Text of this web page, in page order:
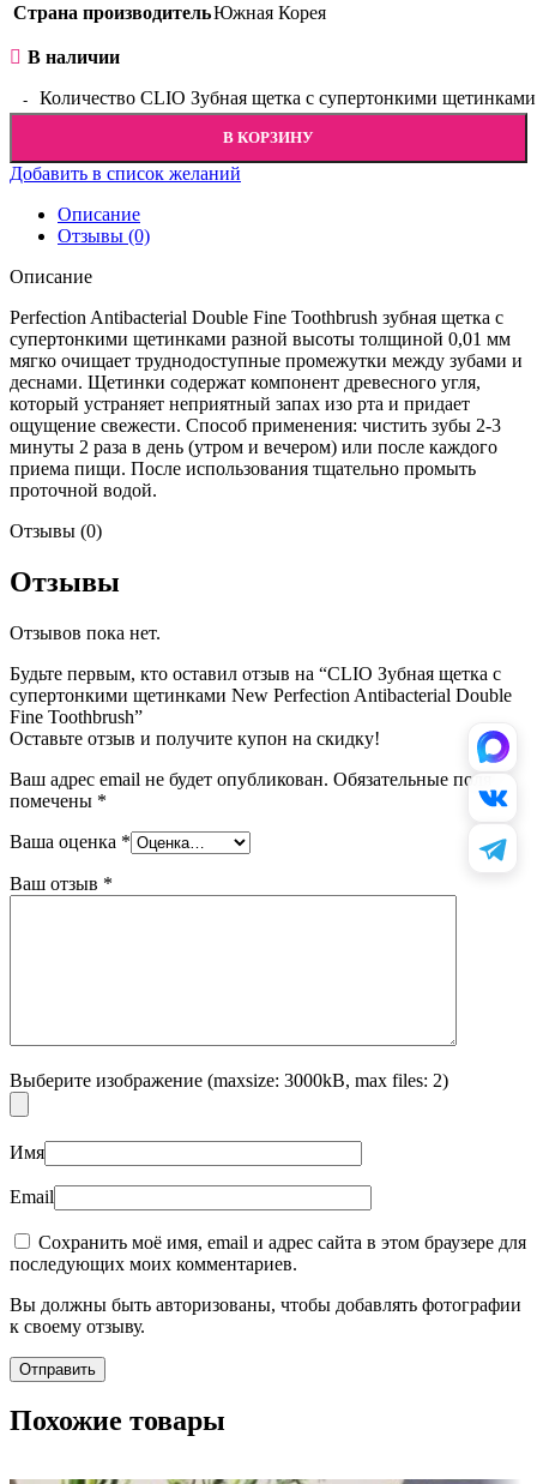
Страна производительЮжная Корея
В наличии
Количество CLIO Зубная щетка с супертонкими
В КОРЗИНУ
Добавить в список желаний
Описание
Отзывы (0)
Описание
Perfection Antibacterial Double Fine Toothbrush зубная щетка с
супертонкими щетинками разной высоты толщиной 0,01 мм
мягко очищает труднодоступные промежутки между зубами и
деснами. Щетинки содержат компонент древесного угля,
который устраняет неприятный запах изо рта и придает
ощущение свежести. Способ применения: чистить зубы 2-3
минуты 2 раза в день (утром и вечером) или после каждого
приема пищи. После использования тщательно промыть
проточной водой.
Отзывы (0)
Отзывы
Отзывов пока нет.
Будьте первым, кто оставил отзыв на “CLIO Зубная щетка с
супертонкими щетинками New Perfection Antibacterial Double
Fine Toothbrush”
Оставьте отзыв и получите купон на скидку!
Ваш адрес email не будет опубликован. Обязательные поля
помечены *
Ваша оценка *
Ваш отзыв *
Выберите изображение (maxsize: 3000kB, max files: 2)
Имя
Email
Сохранить моё имя, email и адрес сайта в этом браузере для
последующих моих комментариев.
Вы должны быть авторизованы, чтобы добавлять фотографии
к своему отзыву.
Похожие товары